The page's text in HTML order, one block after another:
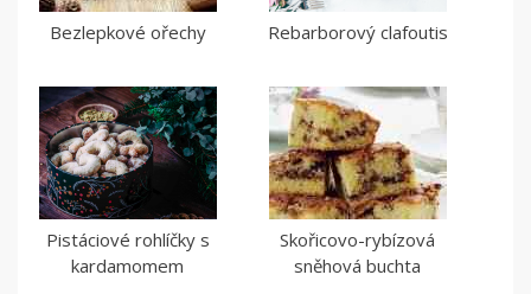
Bezlepkové ořechy Rebarborový clafoutis
Pistáciové rohlíčky s
kardamomem
Skořicovo-rybízová
sněhová buchta